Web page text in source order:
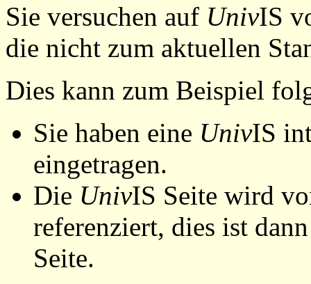
Sie versuchen auf UnivIS
die nicht zum aktuellen
Dies kann zum Beispiel
Sie haben eine UnivIS
eingetragen.
Die UnivIS Seite wird
referenziert, dies ist
Seite.